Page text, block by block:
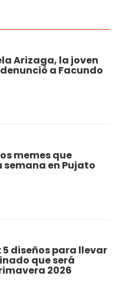
Arizaga, la joven
a Facundo
memes que
semana en Pujato
diseños para llevar
que será
2026